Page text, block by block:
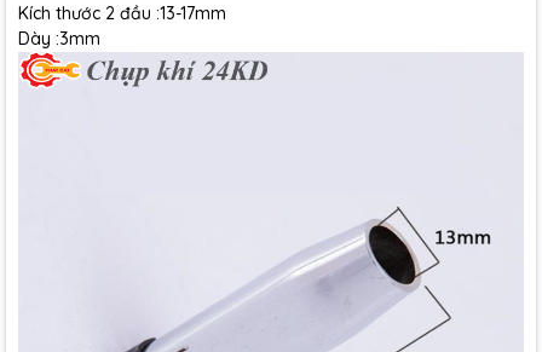
Kích thước 2 đầu :13-17mm
Dày :3mm